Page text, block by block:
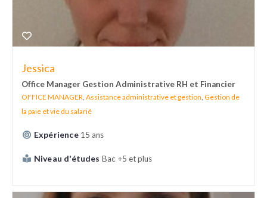
Jessica
Office Manager Gestion Administrative RH et Financier
OFFICE MANAGER Assistance administrative et gestion Gestion de
la paie et vie du salarié
Expérience 15 ans
Niveau d'études Bac +5 et plus